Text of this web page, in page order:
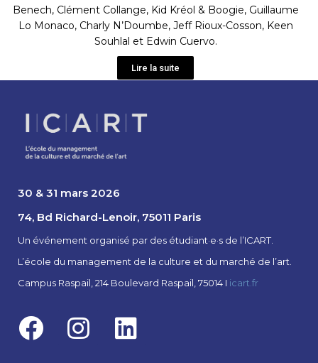
Benech, Clément Collange, Kid Kréol & Boogie, Guillaume
Lo Monaco, Charly N’Doumbe, Jeff Rioux-Cosson, Keen
Souhlal et Edwin Cuervo.
Lire la suite
30 & 31 mars 2026
74, Bd Richard-Lenoir, 75011 Paris
Un événement organisé par des étudiant·e·s de l’ICART.
L’école du management de la culture et du marché de l’art.
Campus Raspail, 214 Boulevard Raspail, 75014 I icart.fr